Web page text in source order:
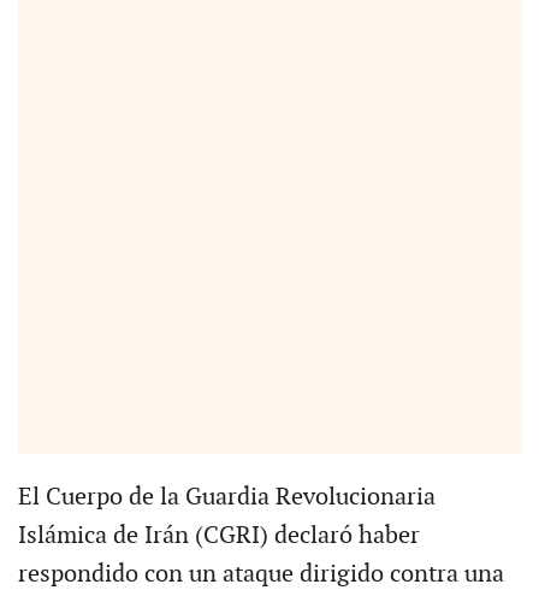
El Cuerpo de la Guardia Revolucionaria
Islámica de Irán (CGRI) declaró haber
respondido con un ataque dirigido contra una